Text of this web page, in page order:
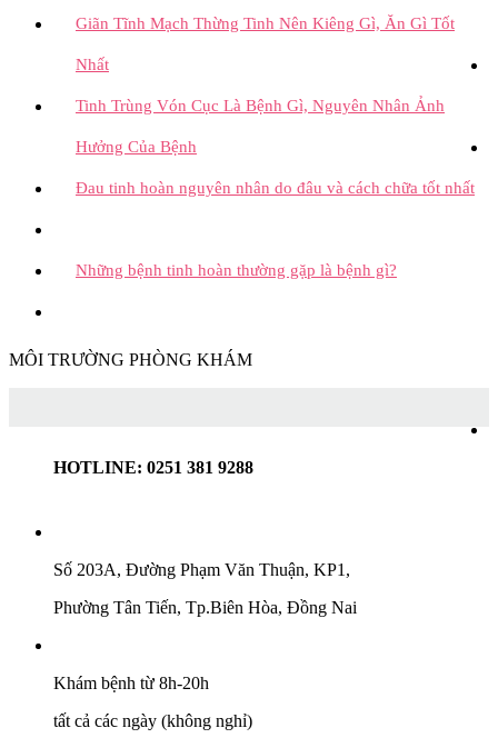
Giãn Tĩnh Mạch Thừng Tinh Nên Kiêng Gì, Ăn Gì Tốt
Nhất
Tinh Trùng Vón Cục Là Bệnh Gì, Nguyên Nhân Ảnh
Hưởng Của Bệnh
Đau tinh hoàn nguyên nhân do đâu và cách chữa tốt nhất
Những bệnh tinh hoàn thường gặp là bệnh gì?
MÔI TRƯỜNG PHÒNG KHÁM
HOTLINE: 0251 381 9288
Số 203A, Đường Phạm Văn Thuận, KP1,
Phường Tân Tiến, Tp.Biên Hòa, Đồng Nai
Khám bệnh từ 8h-20h
tất cả các ngày (không nghỉ)